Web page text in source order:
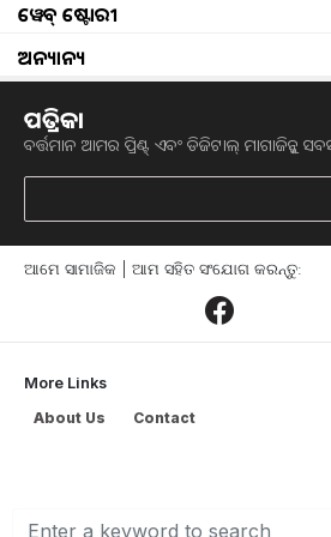
ୱେବ୍ ଷ୍ଟୋରୀ
ଅନ୍ୟାନ୍ୟ
ପତ୍ରିକା
ବର୍ତ୍ତମାନ ଆମର ପ୍ରିଣ୍ଟ୍ ଏବଂ ଡିଜିଟାଲ୍ ମାଗାଜିନ୍କୁ
ଆମେ ସାମାଜିକ | ଆମ ସହିତ ସଂଯୋଗ କରନ୍ତୁ:
More Links
About Us
Contact
କରୁଛନ୍ତି l ଦେଶରେ
ଦେଶ ତଥା
ନିଯୁକ୍ତି ବୃଦ୍ଧି
କରିବା ପାଇଁ ଏକ
ଏହି ଯୋଜନାର
ବମ୍ପର ସବସିଡି ମଧ୍ୟ